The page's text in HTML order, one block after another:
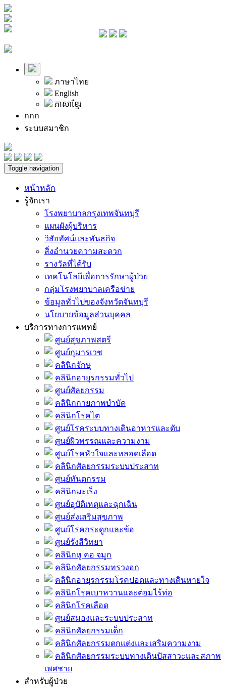
ภาษาไทย
English
ភាសាខ្មែរ
กกก
ระบบสมาชิก
Toggle navigation
หน้าหลัก
รู้จักเรา
โรงพยาบาลกรุงเทพจันทบุรี
แผนผังผู้บริหาร
วิสัยทัศน์และพันธกิจ
สิ่งอำนวยความสะดวก
รางวัลที่ได้รับ
เทคโนโลยีเพื่อการรักษาผู้ป่วย
กลุ่มโรงพยาบาลเครือข่าย
ข้อมูลทั่วไปของจังหวัดจันทบุรี
นโยบายข้อมูลส่วนบุคคล
บริการทางการแพทย์
ศูนย์สุขภาพสตรี
ศูนย์กุมารเวช
คลินิกจักษุ
คลินิกอายุรกรรมทั่วไป
ศูนย์ศัลยกรรม
คลินิกกายภาพบำบัด
คลินิกโรคไต
ศูนย์โรคระบบทางเดินอาหารและตับ
ศูนย์ผิวพรรณและความงาม
ศูนย์โรคหัวใจและหลอดเลือด
คลินิกศัลยกรรมระบบประสาท
ศูนย์ทันตกรรม
คลินิกมะเร็ง
ศูนย์อุบัติเหตุและฉุกเฉิน
ศูนย์ส่งเสริมสุขภาพ
ศูนย์โรคกระดูกและข้อ
ศูนย์รังสีวิทยา
คลินิกหู คอ จมูก
คลินิกศัลยกรรมทรวงอก
คลินิกอายุรกรรมโรคปอดและทางเดินหายใจ
คลินิกโรคเบาหวานและต่อมไร้ท่อ
คลินิกโรคเลือด
ศูนย์สมองและระบบประสาท
คลินิกศัลยกรรมเด็ก
คลินิกศัลยกรรมตกแต่งและเสริมความงาม
คลินิกศัลยกรรมระบบทางเดินปัสสาวะและสภาพ
เพศชาย
สำหรับผู้ป่วย